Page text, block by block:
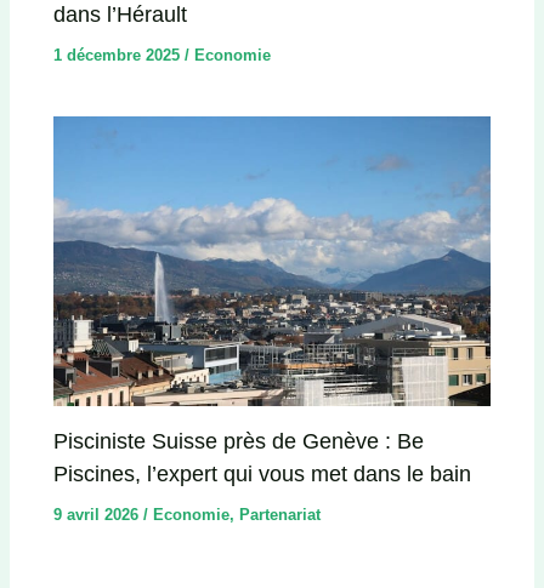
dans l’Hérault
1 décembre 2025/ Economie
Pisciniste Suisse près de Genève : Be
Piscines, l’expert qui vous met dans le bain
9 avril 2026/ Economie, Partenariat